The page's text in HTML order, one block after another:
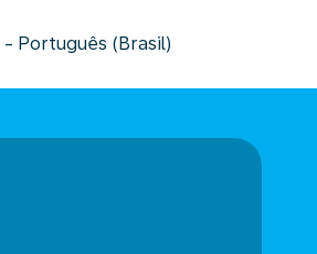
- Português (Brasil)